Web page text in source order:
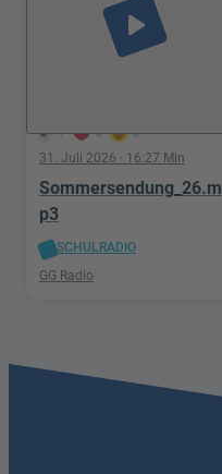
1 0 0
play_arrow
31. Juli 2026 · 16:27 Min
Sommersendung_26.m
p3
SCHULRADIO
GG Radio